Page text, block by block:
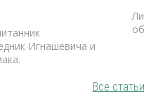
Игнашевича и
Все статьи